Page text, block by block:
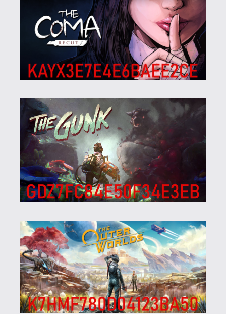
Most mondtam le éppen több év után,
jövő héten jár le az éves előfizetésem, de
ez egy hosszú történet. Próbálok a lehető
legkevesebbet ezentúl amazonról rendelni,
mert a kínálattal és a szolgáltatás
színvonalával nehezen tud bárki is
versenyezni, ugyanakkor hányingerem van
tőle, mennyire az utolsó bőrt is lehúzzák
Stadia HUN 2024.12.30 19:58:03
Stadia HUN 2024.12.30 19:58:03 #1zt0j
Ja nem írtam külön, de a Spelunky-t is
beváltottam, mielőtt rájöttem, nekem is
van saját kódom. A prime gaming-hez
amúgy minden hónapban ilyen sok jár,
vagy most karácsony miatt szaladt meg
ennyire?
p34c3 2024.12.30 16:07:29
p34c3 2024.12.30 16:16:27 #1zszy
Köszönöm szépen, örülök, hogy olvasod az
irományaimat. Nem lennék jó tesztelő,
mert csak arról tudok írni, ami érdekel. Az
érdeklődési köröm meg egyre távolabb
kerül az oldal tematikájától, de jól van ez
így, élvezem az új utakat.